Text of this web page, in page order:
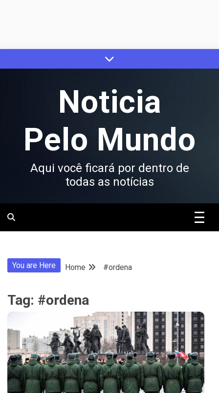
to
Noticia
Pelo Mundo
Aqui você ficará por dentro de
todas as notícias
You are Here Home #ordena
Tag: #ordena